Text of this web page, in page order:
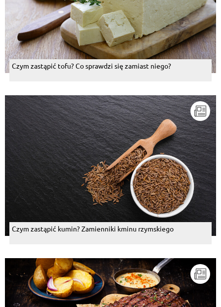
Czym zastąpić tofu? Co sprawdzi się zamiast niego?
Czym zastąpić kumin? Zamienniki kminu rzymskiego